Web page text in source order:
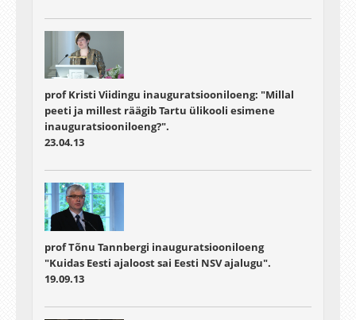
prof Kristi Viidingu inauguratsiooniloeng: "Millal
peeti ja millest räägib Tartu ülikooli esimene
inauguratsiooniloeng?".
23.04.13
prof Tõnu Tannbergi inauguratsiooniloeng
"Kuidas Eesti ajaloost sai Eesti NSV ajalugu".
19.09.13